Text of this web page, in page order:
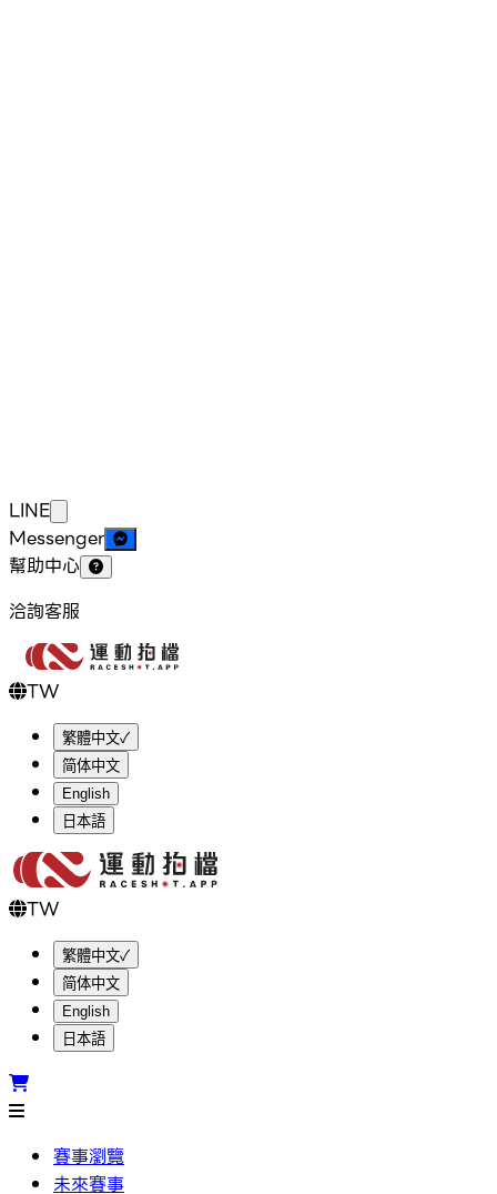
LINE
Messenger
幫助中心
洽詢客服
TW
繁體中文✓
简体中文
English
日本語
TW
繁體中文✓
简体中文
English
日本語
賽事瀏覽
未來賽事